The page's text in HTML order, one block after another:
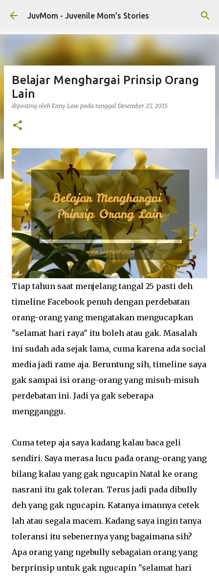
Langsung ke konten utama
JuvMom - Juvenile Mom's Stories
Belajar Menghargai Prinsip Orang
Lain
diposting oleh Enny Law pada tanggal Desember 27, 2015
Tiap tahun saat menjelang tangal 25 pasti deh
timeline Facebook penuh dengan perdebatan
orang-orang yang mengatakan mengucapkan
"selamat hari raya" itu boleh atau gak. Masalah
ini sudah ada sejak lama, cuma karena ada social
media jadi rame aja. Beruntung sih, timeline saya
gak sampai isi orang-orang yang misuh-misuh
perdebatan ini. Jadi ya gak seberapa
mengganggu.
Cuma tetep aja saya kadang kalau baca geli
sendiri. Saya merasa lucu pada orang-orang yang
bilang kalau yang gak ngucapin Natal ke orang
nasrani itu gak toleran. Terus jadi pada dibully
deh yang gak ngucapin. Katanya imannya cetek
lah atau segala macem. Kadang saya ingin tanya
toleransi itu sebenernya yang bagaimana sih?
Apa orang yang ngebully sebagaian orang yang
berprinsip untuk gak ngucapin "selamat hari